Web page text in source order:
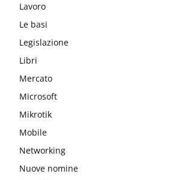
Lavoro
Le basi
Legislazione
Libri
Mercato
Microsoft
Mikrotik
Mobile
Networking
Nuove nomine